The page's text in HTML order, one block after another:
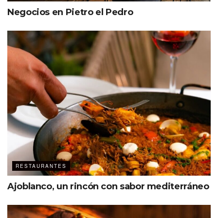
Negocios en Pietro el Pedro
RESTAURANTES
Ajoblanco, un rincón con sabor mediterráneo